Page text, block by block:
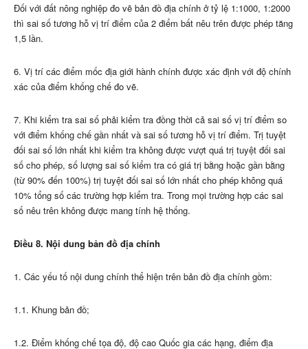
Đối với đất nông nghiệp đo vẽ bản đồ địa chính ở tỷ lệ 1:1000, 1:2000
thì sai số tương hỗ vị trí điểm của 2 điểm bất nêu trên được phép tăng
1,5 lần.
6. Vị trí các điểm mốc địa giới hành chính được xác định với độ chính
xác của điểm khống chế đo vẽ.
7. Khi kiểm tra sai số phải kiểm tra đồng thời cả sai số vị trí điểm so
với điểm khống chế gần nhất và sai số tương hỗ vị trí điểm. Trị tuyệt
đối sai số lớn nhất khi kiểm tra không được vượt quá trị tuyệt đối sai
số cho phép, số lượng sai số kiểm tra có giá trị bằng hoặc gần bằng
(từ 90% đến 100%) trị tuyệt đối sai số lớn nhất cho phép không quá
10% tổng số các trường hợp kiểm tra. Trong mọi trường hợp các sai
số nêu trên không được mang tính hệ thống.
Điều 8. Nội dung bản đồ địa chính
1. Các yếu tố nội dung chính thể hiện trên bản đồ địa chính gồm:
1.1. Khung bản đồ;
1.2. Điểm khống chế tọa độ, độ cao Quốc gia các hạng, điểm địa